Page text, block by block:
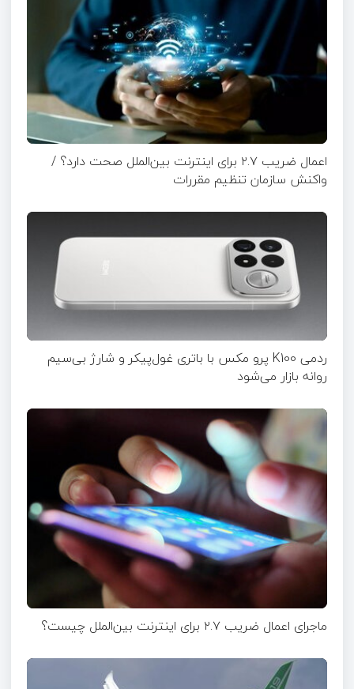
اعمال ضریب ۲.۷ برای اینترنت بین‌الملل صحت دارد؟ /
واکنش سازمان تنظیم مقررات
ردمی K100 پرو مکس با باتری غول‌پیکر و شارژ بی‌سیم
روانه بازار می‌شود
ماجرای اعمال ضریب ۲.۷ برای اینترنت بین‌الملل چیست؟